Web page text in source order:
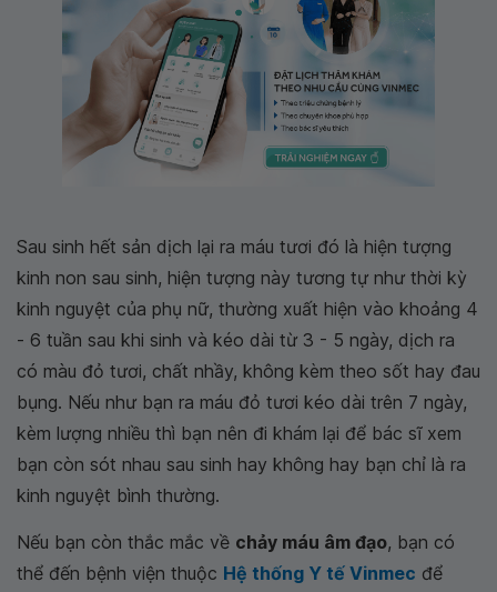
Sau sinh hết sản dịch lại ra máu tươi đó là hiện tượng
kinh non sau sinh, hiện tượng này tương tự như thời kỳ
kinh nguyệt của phụ nữ, thường xuất hiện vào khoảng 4
- 6 tuần sau khi sinh và kéo dài từ 3 - 5 ngày, dịch ra
có màu đỏ tươi, chất nhầy, không kèm theo sốt hay đau
bụng. Nếu như bạn ra máu đỏ tươi kéo dài trên 7 ngày,
kèm lượng nhiều thì bạn nên đi khám lại để bác sĩ xem
bạn còn sót nhau sau sinh hay không hay bạn chỉ là ra
kinh nguyệt bình thường.
Nếu bạn còn thắc mắc về chảy máu âm đạo, bạn có
thể đến bệnh viện thuộc Hệ thống Y tế Vinmec để